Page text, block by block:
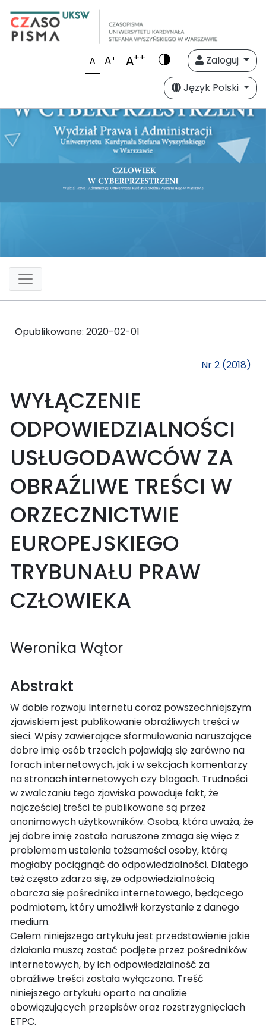
A A+ A++
Zaloguj
Język Polski
Opublikowane: 2020-02-01
Nr 2 (2018)
WYŁĄCZENIE
ODPOWIEDZIALNOŚCI
USŁUGODAWCÓW ZA
OBRAŹLIWE TREŚCI W
ORZECZNICTWIE
EUROPEJSKIEGO
TRYBUNAŁU PRAW
CZŁOWIEKA
Weronika Wątor
Abstrakt
W dobie rozwoju Internetu coraz powszechniejszym
zjawiskiem jest publikowanie obraźliwych treści w
sieci. Wpisy zawierające sformułowania naruszające
dobre imię osób trzecich pojawiają się zarówno na
forach internetowych, jak i w sekcjach komentarzy
na stronach internetowych czy blogach. Trudności
w zwalczaniu tego zjawiska powoduje fakt, że
najczęściej treści te publikowane są przez
anonimowych użytkowników. Osoba, która uważa, że
jej dobre imię zostało naruszone zmaga się więc z
problemem ustalenia tożsamości osoby, którą
mogłaby pociągnąć do odpowiedzialności. Dlatego
też często zdarza się, że odpowiedzialnością
obarcza się pośrednika internetowego, będącego
podmiotem, który umożliwił korzystanie z danego
medium.
Celem niniejszego artykułu jest przedstawienie jakie
działania muszą zostać podjęte przez pośredników
internetowych, by ich odpowiedzialność za
obraźliwe treści została wyłączona. Treść
niniejszego artykułu oparto na analizie
obowiązujących przepisów oraz rozstrzygnięciach
ETPC.